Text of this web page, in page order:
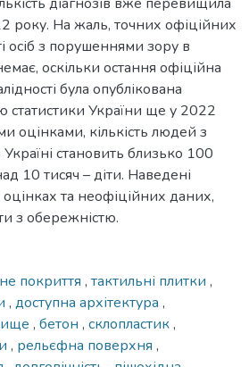
року. На жаль, точних офіційних
осіб з порушеннями зору в
оскільки остання офіційна
була опублікована
України ще у 2022
оцінками, кількість людей з
становить близько 100
10 тисяч – діти. Наведені
та неофіційних даних,
з обережністю.
покриття , тактильні плитки ,
, доступна архітектура ,
, бетон , склопластик,
, рельєфна поверхня ,